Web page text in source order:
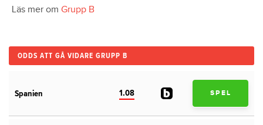
Läs mer om Grupp B
ODDS ATT GÅ VIDARE GRUPP B
Spanien 1.08 SPEL